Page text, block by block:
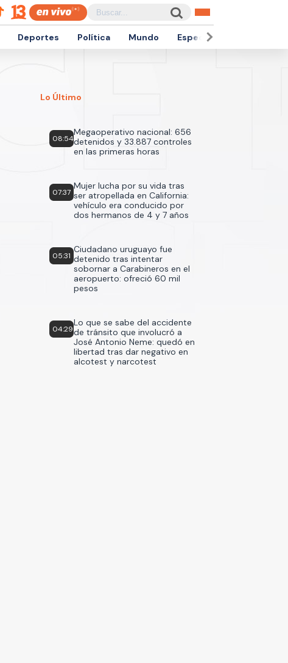
Deportes Política Mundo Espectáculos
Lo Último
08:54
Megaoperativo nacional: 656
detenidos y 33.887 controles
en las primeras horas
07:37
Mujer lucha por su vida tras
ser atropellada en California:
vehículo era conducido por
dos hermanos de 4 y 7 años
05:31
Ciudadano uruguayo fue
detenido tras intentar
sobornar a Carabineros en el
aeropuerto: ofreció 60 mil
pesos
04:29
Lo que se sabe del accidente
de tránsito que involucró a
José Antonio Neme: quedó en
libertad tras dar negativo en
alcotest y narcotest